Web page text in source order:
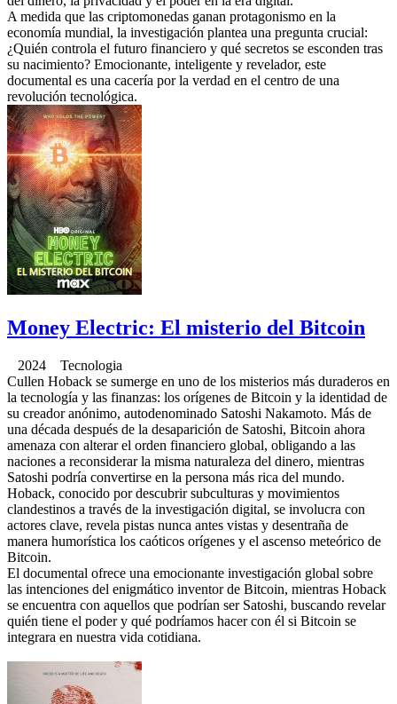
A medida que las criptomonedas ganan protagonismo en la
economía mundial, la investigación plantea una pregunta crucial:
¿Quién controla el futuro financiero y qué secretos se esconden tras
su nacimiento? Emocionante, inteligente y revelador, este
documental es una cacería por la verdad en el centro de una
revolución tecnológica.
Money Electric: El misterio del Bitcoin
2024 Tecnologia
Cullen Hoback se sumerge en uno de los misterios más duraderos en
la tecnología y las finanzas: los orígenes de Bitcoin y la identidad de
su creador anónimo, autodenominado Satoshi Nakamoto. Más de
una década después de la desaparición de Satoshi, Bitcoin ahora
amenaza con alterar el orden financiero global, obligando a las
naciones a reconsiderar la misma naturaleza del dinero, mientras
Satoshi podría convertirse en la persona más rica del mundo.
Hoback, conocido por descubrir subculturas y movimientos
clandestinos a través de la investigación digital, se involucra con
actores clave, revela pistas nunca antes vistas y desentraña de
manera humorística los caóticos orígenes y el ascenso meteórico de
Bitcoin.
El documental ofrece una emocionante investigación global sobre
las intenciones del enigmático inventor de Bitcoin, mientras Hoback
se encuentra con aquellos que podrían ser Satoshi, buscando revelar
quién tiene el poder y qué podríamos hacer con él si Bitcoin se
integrara en nuestra vida cotidiana.